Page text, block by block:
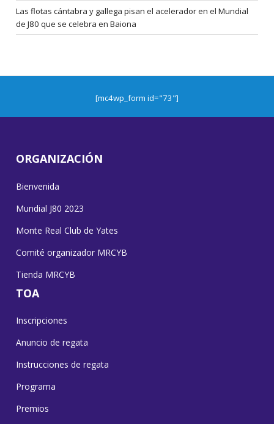
Las flotas cántabra y gallega pisan el acelerador en el Mundial
de J80 que se celebra en Baiona
[mc4wp_form id="73"]
ORGANIZACIÓN
Bienvenida
Mundial J80 2023
Monte Real Club de Yates
Comité organizador MRCYB
Tienda MRCYB
TOA
Inscripciones
Anuncio de regata
Instrucciones de regata
Programa
Premios